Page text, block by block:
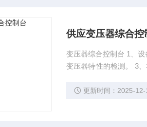
供应变压器综合控
变压器综合控制台 1、
变压器特性的检测。 3、
更新时间：2025-12-